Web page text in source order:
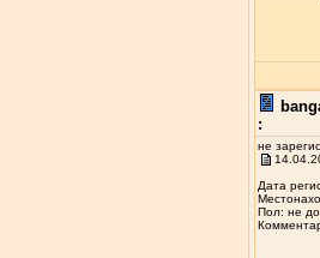
:
не
Дата
Пол: не